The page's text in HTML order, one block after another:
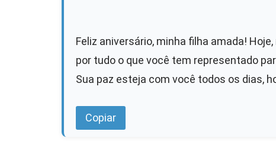
Feliz aniversário, minha filha amada!
por tudo o que você tem representado
Sua paz esteja com você todos os dias,
Copiar